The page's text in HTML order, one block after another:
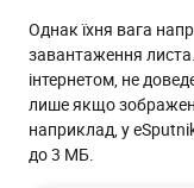
Однак їхня вага
завантаження
інтернетом, не
лише якщо
наприклад, у
до 3 МБ.